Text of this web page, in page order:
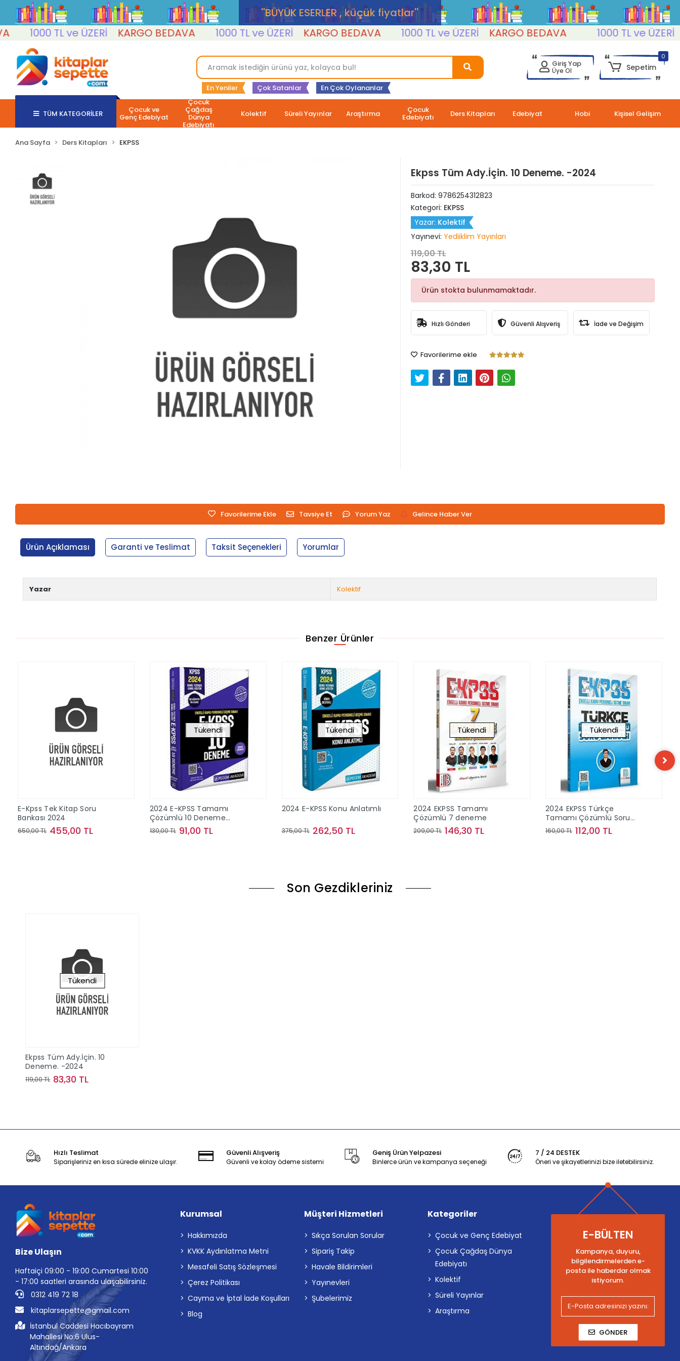
''BÜYÜK ESERLER , küçük fiyatlar''
1000 TL ve ÜZERİ
KARGO BEDAVA 1000 TL ve ÜZERİ KARGO BEDAVA 1000 TL ve ÜZERİ KARGO BEDAVA 1000 TL ve ÜZERİ
En Yeniler Çok Satanlar En Çok Oylananlar
Giriş Yap
Üye Ol
0
Sepetim
TÜM KATEGORİLER Çocuk ve
Genç Edebiyat
Çocuk
Çağdaş
Dünya
Edebiyatı
Kolektif Süreli Yayınlar Araştırma Çocuk
Edebiyatı Ders Kitapları Edebiyat Hobi Kişisel Gelişim
Ana Sayfa Ders Kitapları EKPSS
Ekpss Tüm Ady.İçin. 10 Deneme. -2024
Barkod: 9786254312823
Kategori: EKPSS
Yazar: Kolektif
Yayınevi: Yediiklim Yayınları
119,00 TL
83,30 TL
Ürün stokta bulunmamaktadır.
Hızlı Gönderi Güvenli Alışveriş İade ve Değişim
Favorilerime ekle
Favorilerime Ekle Tavsiye Et Yorum Yaz Gelince Haber Ver
Ürün Açıklaması Garanti ve Teslimat Taksit Seçenekleri Yorumlar
Yazar Kolektif
Benzer Ürünler
E-Kpss Tek Kitap Soru
Bankası 2024
650,00 TL 455,00 TL
Tükendi
2024 E-KPSS Tamamı
Çözümlü 10 Deneme
(Ortaöğretim-Önlisans)
130,00 TL 91,00 TL
Tükendi
2024 E-KPSS Konu Anlatımlı
375,00 TL 262,50 TL
Tükendi
2024 EKPSS Tamamı
Çözümlü 7 deneme
209,00 TL 146,30 TL
Tükendi
2024 EKPSS Türkçe
Tamamı Çözümlü Soru
Bankası
160,00 TL 112,00 TL
Son Gezdikleriniz
Tükendi
Ekpss Tüm Ady.İçin. 10
Deneme. -2024
119,00 TL 83,30 TL
Hızlı Teslimat
Siparişleriniz en kısa sürede elinize ulaşır.
Güvenli Alışveriş
Güvenli ve kolay ödeme sistemi
Geniş Ürün Yelpazesi
Binlerce ürün ve kampanya seçeneği
7 / 24 DESTEK
Öneri ve şikayetlerinizi bize iletebilirsiniz.
Bize Ulaşın
Haftaiçi 09:00 - 19:00 Cumartesi 10:00
- 17:00 saatleri arasında ulaşabilirsiniz.
0312 419 72 18
kitaplarsepette@gmail.com
İstanbul Caddesi Hacıbayram
Mahallesi No:6 Ulus-
Altındağ/Ankara
Kurumsal
Hakkımızda
KVKK Aydınlatma Metni
Mesafeli Satış Sözleşmesi
Çerez Politikası
Cayma ve İptal İade Koşulları
Blog
Müşteri Hizmetleri
Sıkça Sorulan Sorular
Sipariş Takip
Havale Bildirimleri
Yayınevleri
Şubelerimiz
Kategoriler
Çocuk ve Genç Edebiyat
Çocuk Çağdaş Dünya
Edebiyatı
Kolektif
Süreli Yayınlar
Araştırma
E-BÜLTEN
Kampanya, duyuru,
bilgilendirmelerden e-
posta ile haberdar olmak
istiyorum.
GÖNDER